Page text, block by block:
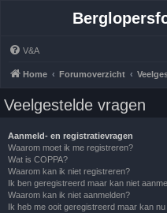
V&A
Home Forumoverzicht
Veelgestelde vragen
Aanmeld- en registratievragen
Waarom moet ik me registreren?
Wat is COPPA?
Waarom kan ik niet registreren?
Ik ben geregistreerd maar kan niet
Waarom kan ik niet aanmelden?
Ik heb me ooit geregistreerd maar kan